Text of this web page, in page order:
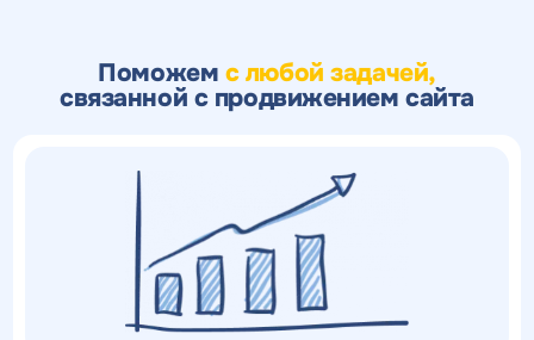
Поможем с любой задачей,
связанной с продвижением сайта